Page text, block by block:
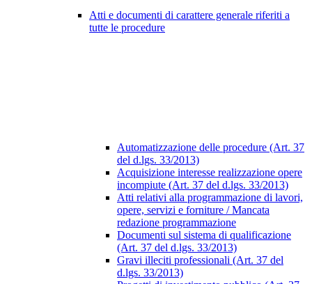
Atti e documenti di carattere generale riferiti a
tutte le procedure
Automatizzazione delle procedure (Art. 37
del d.lgs. 33/2013)
Acquisizione interesse realizzazione opere
incompiute (Art. 37 del d.lgs. 33/2013)
Atti relativi alla programmazione di lavori,
opere, servizi e forniture / Mancata
redazione programmazione
Documenti sul sistema di qualificazione
(Art. 37 del d.lgs. 33/2013)
Gravi illeciti professionali (Art. 37 del
d.lgs. 33/2013)